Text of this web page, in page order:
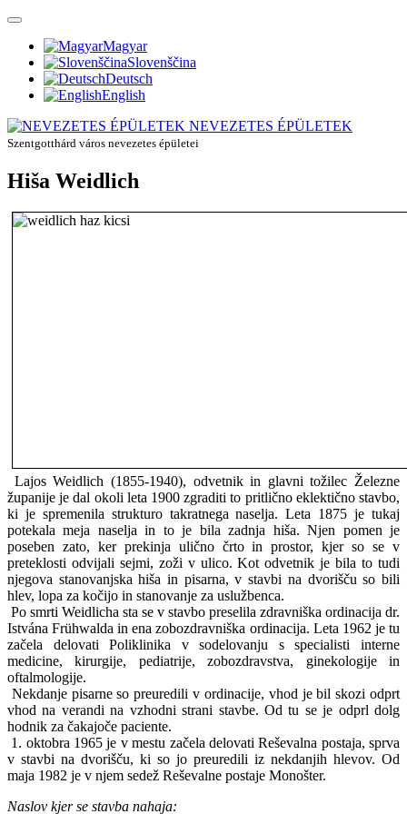
Magyar
Slovenščina
Deutsch
English
NEVEZETES ÉPÜLETEK
Szentgotthárd város nevezetes épületei
Hiša Weidlich
Lajos Weidlich (1855-1940), odvetnik in glavni tožilec Železne
županije je dal okoli leta 1900 zgraditi to pritlično eklektično stavbo,
ki je spremenila strukturo takratnega naselja. Leta 1875 je tukaj
potekala meja naselja in to je bila zadnja hiša. Njen pomen je
poseben zato, ker prekinja ulično črto in prostor, kjer so se v
preteklosti odvijali sejmi, zoži v ulico. Kot odvetnik je bila to tudi
njegova stanovanjska hiša in pisarna, v stavbi na dvorišču so bili
hlev, lopa za kočijo in stanovanje za uslužbenca.
Po smrti Weidlicha sta se v stavbo preselila zdravniška ordinacija dr.
Istvána Frühwalda in ena zobozdravniška ordinacija. Leta 1962 je tu
začela delovati Poliklinika v sodelovanju s specialisti interne
medicine, kirurgije, pediatrije, zobozdravstva, ginekologije in
oftalmologije.
Nekdanje pisarne so preuredili v ordinacije, vhod je bil skozi odprt
vhod na verandi na vzhodni strani stavbe. Od tu se je odprl dolg
hodnik za čakajoče paciente.
1. oktobra 1965 je v mestu začela delovati Reševalna postaja, sprva
v stavbi na dvorišču, ki so jo preuredili iz nekdanjih hlevov. Od
maja 1982 je v njem sedež Reševalne postaje Monošter.
Naslov kjer se stavba nahaja: